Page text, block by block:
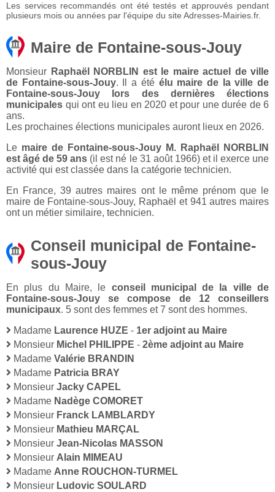
Les services recommandés ont été testés et approuvés pendant
plusieurs mois ou années par l'équipe du site Adresses-Mairies.fr.
Maire de Fontaine-sous-Jouy
Monsieur Raphaël NORBLIN est le maire actuel de ville
de Fontaine-sous-Jouy. Il a été élu maire de la ville de
Fontaine-sous-Jouy lors des dernières élections
municipales qui ont eu lieu en 2020 et pour une durée de 6
ans.
Les prochaines élections municipales auront lieux en 2026.
Le maire de Fontaine-sous-Jouy M. Raphaël NORBLIN
est âgé de 59 ans (il est né le 31 août 1966) et il exerce une
activité qui est classée dans la catégorie technicien.
En France, 39 autres maires ont le même prénom que le
maire de Fontaine-sous-Jouy, Raphaël et 941 autres maires
ont un métier similaire, technicien.
Conseil municipal de Fontaine-
sous-Jouy
En plus du Maire, le conseil municipal de la ville de
Fontaine-sous-Jouy se compose de 12 conseillers
municipaux. 5 sont des femmes et 7 sont des hommes.
Madame Laurence HUZE - 1er adjoint au Maire
Monsieur Michel PHILIPPE - 2ème adjoint au Maire
Madame Valérie BRANDIN
Madame Patricia BRAY
Monsieur Jacky CAPEL
Madame Nadège COMORET
Monsieur Franck LAMBLARDY
Monsieur Mathieu MARÇAL
Monsieur Jean-Nicolas MASSON
Monsieur Alain MIMEAU
Madame Anne ROUCHON-TURMEL
Monsieur Ludovic SOULARD